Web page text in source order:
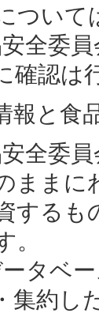
ついて
全委員
確認は
と食
全委員
ままに
するも
。
タベー
集約し